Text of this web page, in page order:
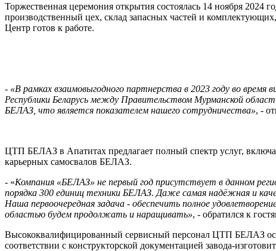
Торжественная церемония открытия состоялась 14 ноября
производственный цех, склад запасных частей и
Центр готов к работе.
- «В рамках взаимовыгодного партнерства в 2023 году во
Республики Беларусь между Правительством Мурманской
БЕЛАЗ, что является показателем нашего сотрудничества», -
ЦТП БЕЛАЗ в Апатитах предлагает полный спектр услуг,
карьерных самосвалов БЕЛАЗ.
- «Компания «БЕЛАЗ» не первый год присутствует в данном
порядка 300 единиц техники БЕЛАЗ. Даже самая надёжная и
Наша первоочередная задача - обеспечить полное
областью будем продолжать и наращивать», - обратился к
Высококвалифицированный сервисный персонал ЦТП БЕЛАЗ
соответствии с конструкторской документацией завода-